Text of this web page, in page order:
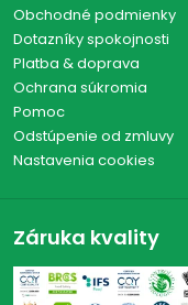
Obchodné podmienky
Dotazníky spokojnosti
Platba & doprava
Ochrana súkromia
Pomoc
Odstúpenie od zmluvy
Nastavenia cookies
Záruka kvality